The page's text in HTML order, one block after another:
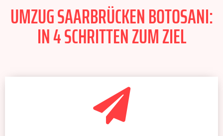
UMZUG SAARBRÜCKEN BOTOSANI:
IN 4 SCHRITTEN ZUM ZIEL